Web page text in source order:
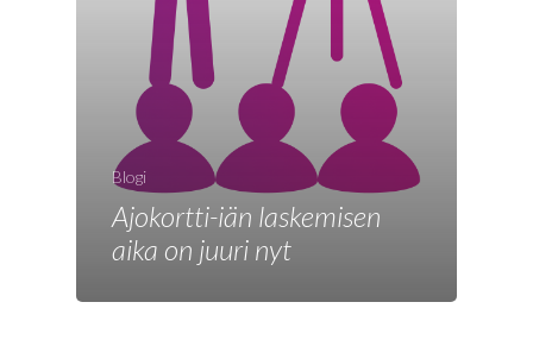
Blogi
Ajokortti-iän laskemisen
aika on juuri nyt